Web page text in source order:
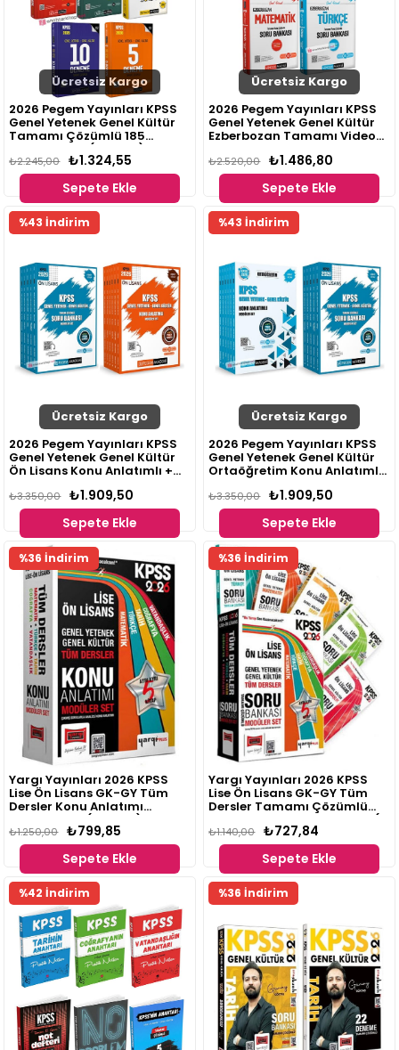
Ücretsiz Kargo
2026 Pegem Yayınları KPSS
Genel Yetenek Genel Kültür
Tamamı Çözümlü 185
Deneme Seti (8 Kitap)
₺1.324,55
₺2.245,00
Sepete Ekle
Ücretsiz Kargo
2026 Pegem Yayınları KPSS
Genel Yetenek Genel Kültür
Ezberbozan Tamamı Video
Kitap ₺1.486,80
₺2.520,00
Sepete Ekle
Ücretsiz Kargo
2026 Pegem Yayınları KPSS
Genel Yetenek Genel Kültür
Ön Lisans Konu Anlatımlı +
Kitap ₺1.909,50
₺3.350,00
Sepete Ekle
%43 İndirim
Fırsat
Ürünü
Ücretsiz Kargo
2026 Pegem Yayınları KPSS
Genel Yetenek Genel Kültür
Ortaöğretim Konu Anlatımlı
11 Kitap ₺1.909,50
₺3.350,00
Sepete Ekle
%43 İndirim
Fırsat
Ürünü
Yargı Yayınları 2026 KPSS
Lise Ön Lisans GK-GY Tüm
Dersler Konu Anlatımı
Modüler Set (5 Kitap)
₺799,85
₺1.250,00
Sepete Ekle
%36 İndirim
Yargı Yayınları 2026 KPSS
Lise Ön Lisans GK-GY Tüm
Dersler Tamamı Çözümlü
Modüler Soru Bankası Seti (5
Kitap) ₺727,84
₺1.140,00
Sepete Ekle
%36 İndirim
%42 İndirim %36 İndirim